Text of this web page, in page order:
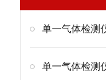
单一气体检测
单一气体检测